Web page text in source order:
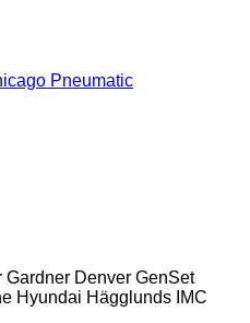
Pneumatic
Gardner Denver GenSet
Hyundai Hägglunds IMC